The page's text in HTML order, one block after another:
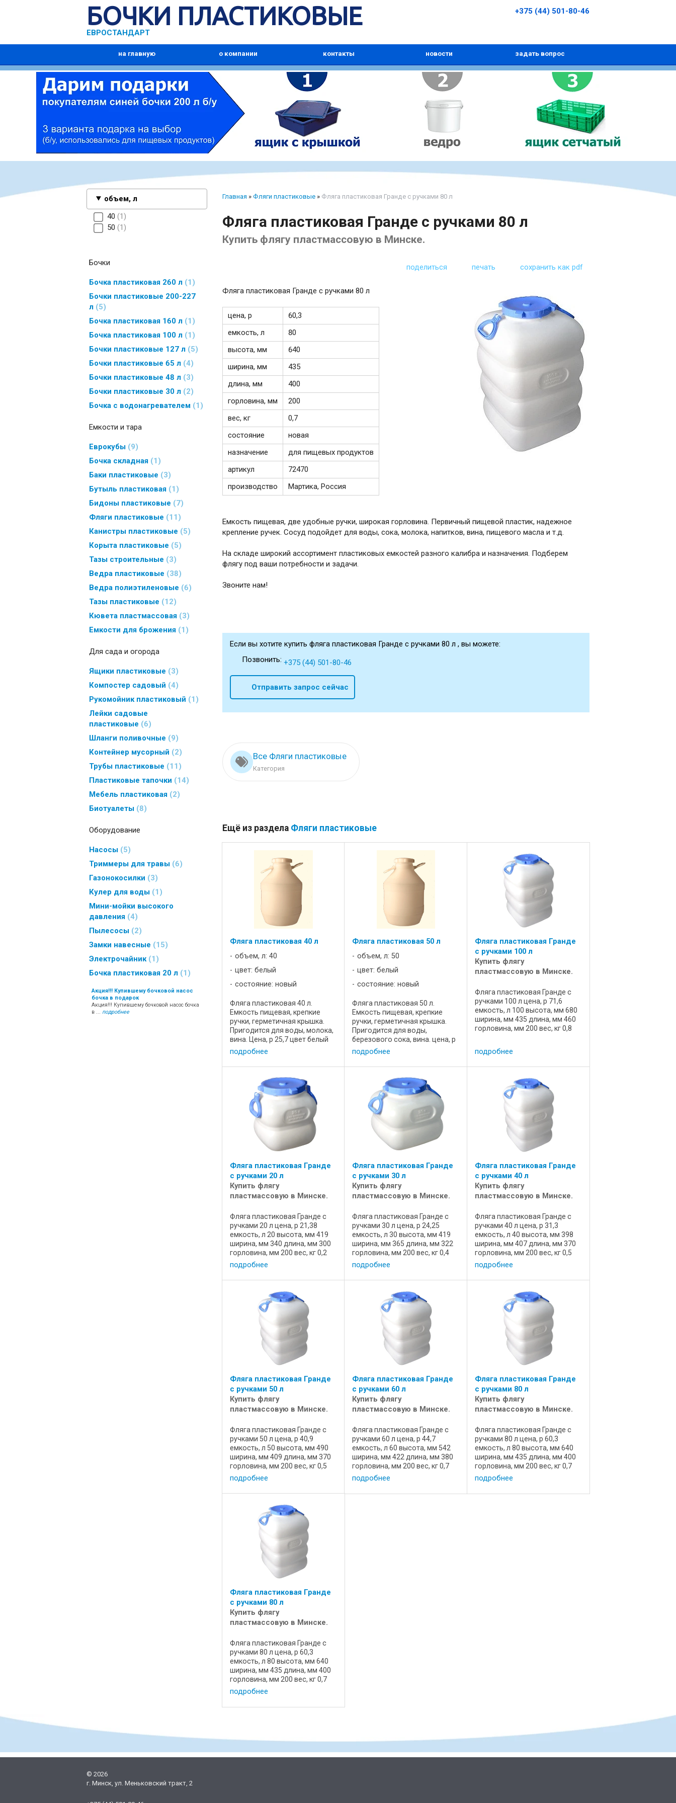
БОЧКИ ПЛАСТИКОВЫЕ
ЕВРОСТАНДАРТ
+375 (44) 501-80-46
на главную о компании контакты новости задать вопрос
объем, л
40
1
50
1
Бочки
Бочка пластиковая 260 л
1
Бочки пластиковые 200-227
л
5
Бочка пластиковая 160 л
1
Бочка пластиковая 100 л
1
Бочки пластиковые 127 л
5
Бочки пластиковые 65 л 4
Бочки пластиковые 48 л
3
Бочки пластиковые 30 л
2
Бочка с водонагревателем
1
Емкости и тара
Еврокубы
9
Бочка складная
1
Баки пластиковые
3
Бутыль пластиковая
1
Бидоны пластиковые
7
Фляги пластиковые
11
Канистры пластиковые
5
Корыта пластиковые
5
Тазы строительные
3
Ведра пластиковые
38
Ведра полиэтиленовые
6
Тазы пластиковые
12
Кювета пластмассовая
3
Емкости для брожения
1
Для сада и огорода
Ящики пластиковые
3
Компостер садовый
4
Рукомойник пластиковый
1
Лейки садовые
пластиковые
6
Шланги поливочные
9
Контейнер мусорный
2
Трубы пластиковые
11
Пластиковые тапочки
14
Мебель пластиковая
2
Биотуалеты 8
Оборудование
Насосы
5
Триммеры для травы 6
Газонокосилки
3
Кулер для воды
1
Мини-мойки высокого
давления 4
Пылесосы
2
Замки навесные
15
Электрочайник 1
Бочка пластиковая 20 л
1
Акция!!! Купившему бочковой насос
бочка в подарок
Акция!!! Купившему бочковой насос бочка
в ... подробнее
Главная » Фляги пластиковые » Фляга пластиковая Гранде с ручками 80 л
Фляга пластиковая Гранде с ручками 80 л
Купить флягу пластмассовую в Минске.
поделиться печать сохранить как pdf
Фляга пластиковая Гранде с ручками 80 л
цена, р
60,3
емкость, л
80
высота, мм
640
ширина, мм
435
длина, мм
400
горловина, мм
200
вес, кг
0,7
состояние
новая
назначение
для пищевых продуктов
артикул
72470
производство
Мартика, Россия
Емкость пищевая, две удобные ручки, широкая горловина. Первичный пищевой пластик, надежное
крепление ручек. Сосуд подойдет для воды, сока, молока, напитков, вина, пищевого масла и т.д.
На складе широкий ассортимент пластиковых емкостей разного калибра и назначения. Подберем
флягу под ваши потребности и задачи.
Звоните нам!
Если вы хотите купить фляга пластиковая Гранде с ручками 80 л , вы можете:
Позвонить: +375 (44) 501-80-46
Отправить запрос сейчас
Все Фляги пластиковые
Категория
Ещё из раздела Фляги пластиковые
Фляга пластиковая 40 л
объем, л: 40
цвет: белый
состояние: новый
Фляга пластиковая 40 л.
Емкость пищевая, крепкие
ручки, герметичная крышка.
Пригодится для воды, молока,
вина. Цена, р 25,7 цвет белый
вес, кг 3,2 высота, мм 270
диаметр, мм 220 состояние
новый пластик пищевой
Хотите посмотреть, выбрать,
купить ...
подробнее
Фляга пластиковая 50 л
объем, л: 50
цвет: белый
состояние: новый
Фляга пластиковая 50 л.
Емкость пищевая, крепкие
ручки, герметичная крышка.
Пригодится для воды,
березового сока, вина. цена, р
40,6 цвет белый вес, кг 3,2
высота, мм 563 диаметр, мм
370 состояние новый пластик
пищевой Хотите посмотреть,
выбрать, ...
подробнее
Фляга пластиковая Гранде
с ручками 100 л
Купить флягу
пластмассовую в Минске.
Фляга пластиковая Гранде с
ручками 100 л цена, р 71,6
емкость, л 100 высота, мм 680
ширина, мм 435 длина, мм 460
горловина, мм 200 вес, кг 0,8
для пищевых продуктов
артикул 72458 производство
подробнее
Фляга пластиковая Гранде
с ручками 20 л
Купить флягу
пластмассовую в Минске.
Фляга пластиковая Гранде с
ручками 20 л цена, р 21,38
емкость, л 20 высота, мм 419
ширина, мм 340 длина, мм 300
горловина, мм 200 вес, кг 0,2
состояние новая назначение
для пищевых продуктов
артикул 72470 производство
подробнее
Фляга пластиковая Гранде
с ручками 30 л
Купить флягу
пластмассовую в Минске.
Фляга пластиковая Гранде с
ручками 30 л цена, р 24,25
емкость, л 30 высота, мм 419
ширина, мм 365 длина, мм 322
горловина, мм 200 вес, кг 0,4
состояние новая назначение
для пищевых продуктов
артикул 72470 производство
подробнее
Фляга пластиковая Гранде
с ручками 40 л
Купить флягу
пластмассовую в Минске.
Фляга пластиковая Гранде с
ручками 40 л цена, р 31,3
емкость, л 40 высота, мм 398
ширина, мм 407 длина, мм 370
горловина, мм 200 вес, кг 0,5
состояние новая назначение
для пищевых продуктов
артикул 72470 производство
пищевая, ...
подробнее
Фляга пластиковая Гранде
с ручками 50 л
Купить флягу
пластмассовую в Минске.
Фляга пластиковая Гранде с
ручками 50 л цена, р 40,9
емкость, л 50 высота, мм 490
ширина, мм 409 длина, мм 370
горловина, мм 200 вес, кг 0,5
состояние новая назначение
для пищевых продуктов
артикул 72470 производство
пищевая, ...
подробнее
Фляга пластиковая Гранде
с ручками 60 л
Купить флягу
пластмассовую в Минске.
Фляга пластиковая Гранде с
ручками 60 л цена, р 44,7
емкость, л 60 высота, мм 542
ширина, мм 422 длина, мм 380
горловина, мм 200 вес, кг 0,7
состояние новая назначение
для пищевых продуктов
артикул 72470 производство
подробнее
Фляга пластиковая Гранде
с ручками 80 л
Купить флягу
пластмассовую в Минске.
Фляга пластиковая Гранде с
ручками 80 л цена, р 60,3
емкость, л 80 высота, мм 640
ширина, мм 435 длина, мм 400
горловина, мм 200 вес, кг 0,7
состояние новая назначение
для пищевых продуктов
артикул 72470 производство
подробнее
Фляга пластиковая Гранде
с ручками 80 л
Купить флягу
пластмассовую в Минске.
Фляга пластиковая Гранде с
ручками 80 л цена, р 60,3
емкость, л 80 высота, мм 640
ширина, мм 435 длина, мм 400
горловина, мм 200 вес, кг 0,7
состояние новая назначение
для пищевых продуктов
артикул 72470 производство
подробнее
© 2026
г. Минск, ул. Меньковский тракт, 2